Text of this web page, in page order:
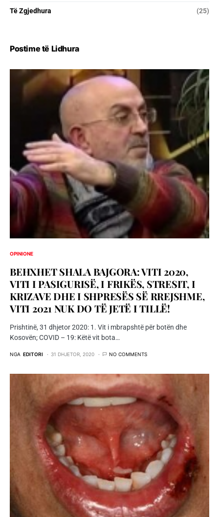
Të Zgjedhura (25)
Postime të Lidhura
OPINIONE
BEHXHET SHALA BAJGORA: VITI 2020,
VITI I PASIGURISË, I FRIKËS, STRESIT, I
KRIZAVE DHE I SHPRESËS SË RREJSHME,
VITI 2021 NUK DO TË JETË I TILLË!
Prishtinë, 31 dhjetor 2020: 1. Vit i mbrapshtë për botën dhe
Kosovën; COVID – 19: Këtë vit bota…
NGA EDITORI 31 DHJETOR, 2020 NO COMMENTS